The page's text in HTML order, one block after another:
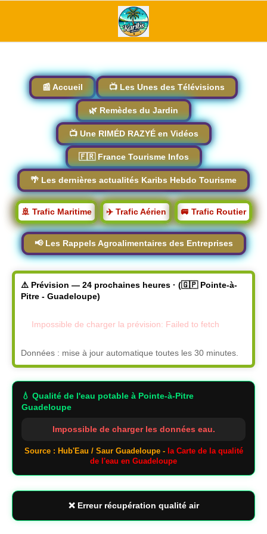
📰 Accueil 📺 Les Unes des Télévisions
🌿 Remèdes du Jardin
📺 Une RIMÉD RAZYÉ en Vidéos
🇫🇷 France Tourisme Infos
🌴 Les dernières actualités Karibs Hebdo Tourisme
🚢 Trafic Maritime ✈️ Trafic Aérien 🚐 Trafic Routier
📢 Les Rappels Agroalimentaires des Entreprises
⚠️ Prévision — 24 prochaines heures · (🇬🇵 Pointe-à-
Pitre - Guadeloupe)
Impossible de charger la prévision: Failed to fetch
Données : mise à jour automatique toutes les 30 minutes.
💧 Qualité de l'eau potable à Pointe-à-Pitre
Guadeloupe
Impossible de charger les données eau.
Source : Hub'Eau / Saur Guadeloupe - la Carte de la qualité
de l'eau en Guadeloupe
❌ Erreur récupération qualité air